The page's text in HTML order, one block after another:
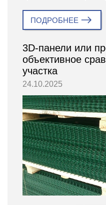
ПОДРОБНЕЕ
3D-панели или
объективное
участка
24.10.2025